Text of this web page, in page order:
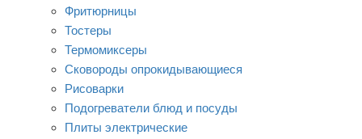
Фритюрницы
Тостеры
Термомиксеры
Сковороды опрокидывающиеся
Рисоварки
Подогреватели блюд и посуды
Плиты электрические